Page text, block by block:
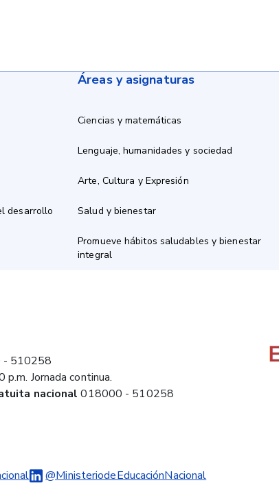
desarrollo
Áreas y asignaturas
Ciencias y matemáticas
Lenguaje, humanidades y sociedad
Arte, Cultura y Expresión
Salud y bienestar
Promueve hábitos saludables y bienestar
integral
510258
Jornada continua.
nacional 018000 - 510258
@MinisteriodeEducaciónNacional